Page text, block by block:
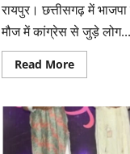
रायपुर। छत्तीसगढ़ में
मौज में कांग्रेस से जुड़े लोग...
Read MoreRead
more
सरकार
में
कांग्रेसी
ठेकेदार